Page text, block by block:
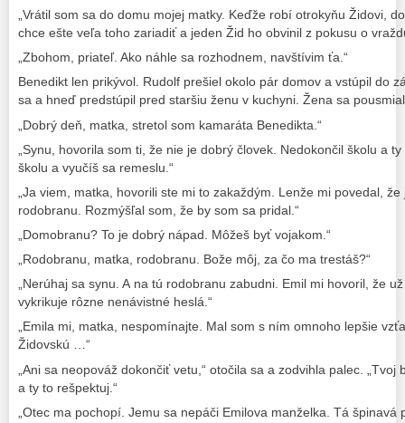
„Vrátil som sa do domu mojej matky. Keďže robí otrokyňu Židovi,
chce ešte veľa toho zariadiť a jeden Žid ho obvinil z pokusu o
„Zbohom, priateľ. Ako náhle sa rozhodnem, navštívim ťa.“
Benedikt len prikývol. Rudolf prešiel okolo pár domov a vstúpil do
sa a hneď predstúpil pred staršiu ženu v kuchyni. Žena sa
„Dobrý deň, matka, stretol som kamaráta Benedikta.“
„Synu, hovorila som ti, že nie je dobrý človek. Nedokončil školu a
školu a vyučíš sa remeslu.“
„Ja viem, matka, hovorili ste mi to zakaždým. Lenže mi povedal,
rodobranu. Rozmýšľal som, že by som sa pridal.“
„Domobranu? To je dobrý nápad. Môžeš byť vojakom.“
„Rodobranu, matka, rodobranu. Bože môj, za čo ma trestáš?“
„Nerúhaj sa synu. A na tú rodobranu zabudni. Emil mi hovoril, že
vykrikuje rôzne nenávistné heslá.“
„Emila mi, matka, nespomínajte. Mal som s ním omnoho lepšie
Židovskú …“
„Ani sa neopováž dokončiť vetu,“ otočila sa a zodvihla palec.
a ty to rešpektuj.“
„Otec ma pochopí. Jemu sa nepáči Emilova manželka. Tá špinavá